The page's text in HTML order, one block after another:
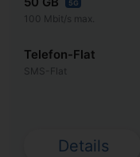
5G
100 Mbit/s max.
Telefon-Flat
SMS-Flat
Details